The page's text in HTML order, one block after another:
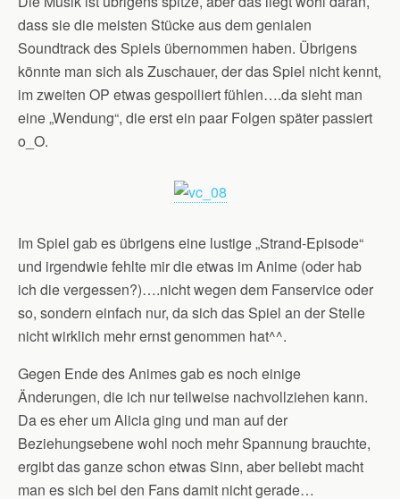
dass sie die meisten Stücke aus dem genialen
Soundtrack des Spiels übernommen haben. Übrigens
könnte man sich als Zuschauer, der das Spiel nicht kennt,
im zweiten OP etwas gespoiliert fühlen….da sieht man
eine „Wendung“, die erst ein paar Folgen später passiert
o_O.
Im Spiel gab es übrigens eine lustige „Strand-Episode“
und irgendwie fehlte mir die etwas im Anime (oder hab
ich die vergessen?)….nicht wegen dem Fanservice oder
so, sondern einfach nur, da sich das Spiel an der Stelle
nicht wirklich mehr ernst genommen hat^^.
Gegen Ende des Animes gab es noch einige
Änderungen, die ich nur teilweise nachvollziehen kann.
Da es eher um Alicia ging und man auf der
Beziehungsebene wohl noch mehr Spannung brauchte,
ergibt das ganze schon etwas Sinn, aber beliebt macht
man es sich bei den Fans damit nicht gerade…